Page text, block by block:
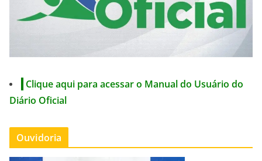
Clique aqui para acessar o Manual do Usuário do
Diário Oficial
Ouvidoria